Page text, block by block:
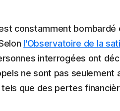
constamment
l'Observatoire de la
interrogées ont
ne sont pas
que des pertes